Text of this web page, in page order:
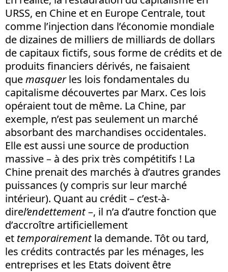
URSS, en Chine et en Europe Centrale, tout
comme l’injection dans l’économie mondiale
de dizaines de milliers de milliards de dollars
de capitaux fictifs, sous forme de crédits et de
produits financiers dérivés, ne faisaient
quemasquerles lois fondamentales du
capitalisme découvertes par Marx. Ces lois
opéraient tout de même. La Chine, par
exemple, n’est pas seulement un marché
absorbant des marchandises occidentales.
Elle est aussi une source de production
massive – à des prix très compétitifs ! La
Chine prenait des marchés à d’autres grandes
puissances (y compris sur leur marché
intérieur). Quant au crédit – c’est-à-
direl’endettement–, il n’a d’autre fonction que
d’accroître artificiellement
et temporairementla demande. Tôt ou tard,
les crédits contractés par les ménages, les
entreprises et les Etats doivent être